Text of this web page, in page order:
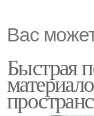
Вас
Быстрая